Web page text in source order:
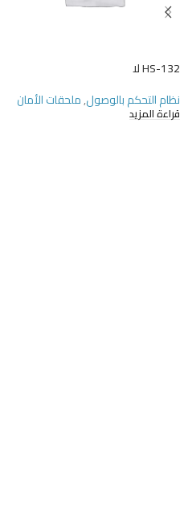
HS-132 لا
نظام التحكم بالوصول,ملحقات الأمان
قراءة المزيد